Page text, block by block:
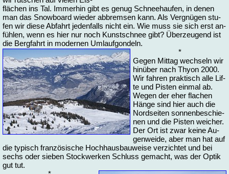
flä­chen ins Tal. Im­mer­hin gibt es ge­nug Schnee­h­au­fen, in de­nen
man das Snow­board wie­der ab­brem­sen kann. Als Ver­gnü­gen stu­
fen wir die­se Ab­fahrt je­den­falls nicht ein. Wie muss sie sich erst an­
füh­len, wenn es hier nur noch Kunst­schnee gibt? Über­zeu­gend ist
die Berg­fahrt in mo­der­nen Um­lauf­gon­deln.
*
Ge­gen Mit­tag wech­seln wir
hin­über nach Thy­on 2000.
Wir fah­ren prak­tisch al­le Lif­
te und Pis­ten ein­mal ab.
We­gen der eher fla­chen
Hän­ge sind hier auch die
Nord­sei­ten son­nen­be­schie­
nen und die Pis­ten wei­cher.
Der Ort ist zwar kei­ne Au­
gen­wei­de, aber man hat auf
die ty­pisch fran­zö­si­sche Hoch­h­aus­bau­wei­se ver­zich­tet und bei
sechs oder sie­ben Stock­wer­ken Schluss ge­macht, was der Op­tik
gut tut.